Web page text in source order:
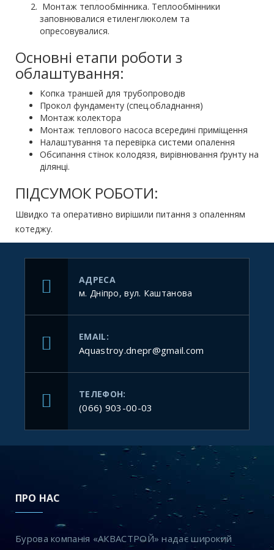
Монтаж теплообмінника. Теплообмінники
заповнювалися етиленглюколем та
опресовувалися.
Основні етапи роботи з
облаштування:
Копка траншей для трубопроводів
Прокол фундаменту (спец.обладнання)
Монтаж колектора
Монтаж теплового насоса всередині приміщення
Налаштування та перевірка системи опалення
Обсипання стінок колодязя, вирівнювання ґрунту на
ділянці.
ПІДСУМОК РОБОТИ:
Швидко та оперативно вирішили питання з опаленням
котеджу.
АДРЕСА
м. Дніпро, вул. Каштанова
EMAIL:
Aquastroy.dnepr@gmail.com
ТЕЛЕФОН:
(066) 903-00-03
ПРО НАС
Бурова компанія «АКВАСТРОЙ» надає широкий